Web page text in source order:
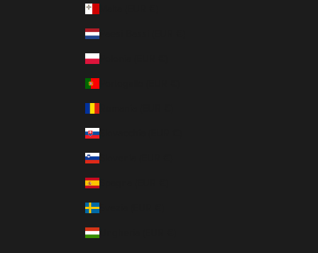
Paesi Bassi (EUR €)
Polonia (EUR €)
Slovacchia (EUR €)
Slovenia (EUR €)
Spagna (EUR €)
Svezia (EUR €)
Ungheria (EUR €)